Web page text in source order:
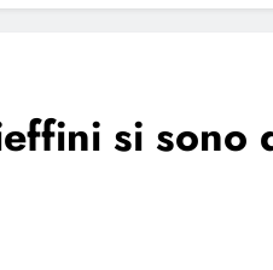
si sono